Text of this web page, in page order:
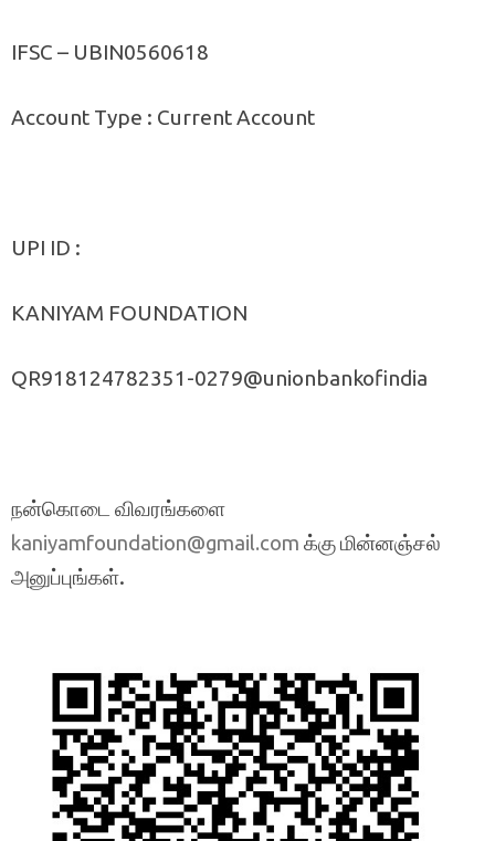
IFSC – UBIN0560618
Account Type : Current Account
UPI ID :
KANIYAM FOUNDATION
QR918124782351-0279@unionbankofindia
நன்கொடை விவரங்களை
kaniyamfoundation@gmail.com க்கு மின்னஞ்சல்
அனுப்புங்கள்.